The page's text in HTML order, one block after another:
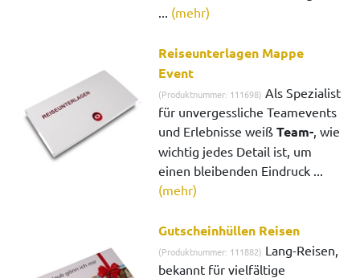
... (mehr)
Reiseunterlagen Mappe
Event
(Produktnummer: 111698) Als Spezialist
für unvergessliche Teamevents
und Erlebnisse weißTeam-, wie
wichtig jedes Detail ist, um
einen bleibenden Eindruck ...
(mehr)
Gutscheinhüllen Reisen
(Produktnummer: 111882) Lang-Reisen,
bekannt für vielfältige